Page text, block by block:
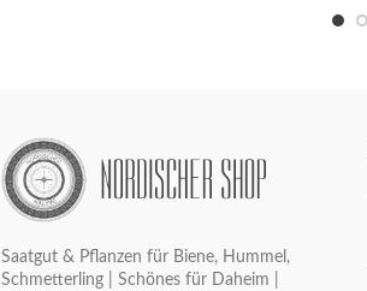
Saatgut & Pflanzen für Biene, Hummel,
Schmetterling | Schönes für Daheim |